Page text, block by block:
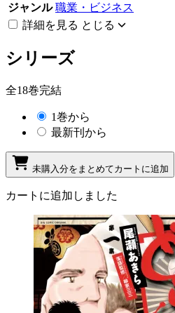
ジャンル 職業・ビジネス
詳細を見る とじる
シリーズ
全18巻完結
1巻から
最新刊から
未購入分をまとめてカートに追加
カートに追加しました